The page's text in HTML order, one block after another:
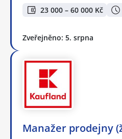
23 000 – 60 000 Kč
Zveřejněno: 5. srpna
Manažer prodejny